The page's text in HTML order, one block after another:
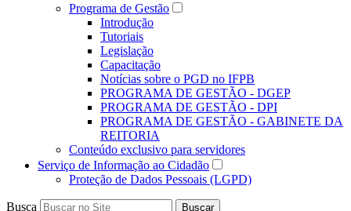
Programa de Gestão
Introdução
Tutoriais
Legislação
Capacitação
Notícias sobre o PGD no IFPB
PROGRAMA DE GESTÃO - DGEP
PROGRAMA DE GESTÃO - DPI
PROGRAMA DE GESTÃO - GABINETE DA
REITORIA
Conteúdo exclusivo para servidores
Serviço de Informação ao Cidadão
Proteção de Dados Pessoais (LGPD)
Busca Buscar